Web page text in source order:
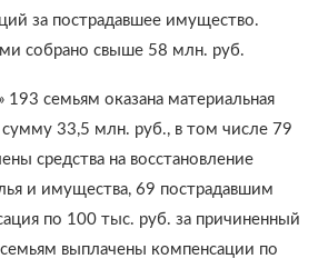
за пострадавшее имущество.
собрано свыше 58 млн. руб.
семьям оказана материальная
33,5 млн. руб., в том числе 79
средства на восстановление
и имущества, 69 пострадавшим
по 100 тыс. руб. за причиненный
выплачены компенсации по